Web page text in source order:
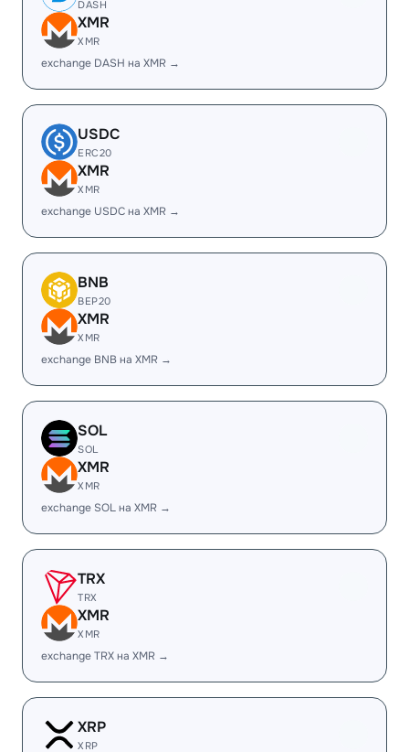
DASH
XMR
XMR
exchange DASH на XMR →
USDC
ERC20
XMR
XMR
exchange USDC на XMR →
BNB
BEP20
XMR
XMR
exchange BNB на XMR →
SOL
SOL
XMR
XMR
exchange SOL на XMR →
TRX
TRX
XMR
XMR
exchange TRX на XMR →
XRP
XRP